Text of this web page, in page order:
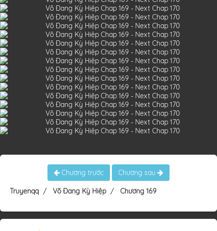
Chương trước Chương sau
Truyenqq Võ Đang Kỳ Hiệp Chương 169